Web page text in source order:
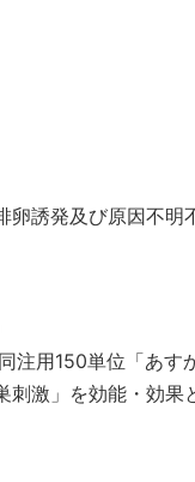
卵誘発及び原因不明
用150単位「あす
刺激」を効能・効果